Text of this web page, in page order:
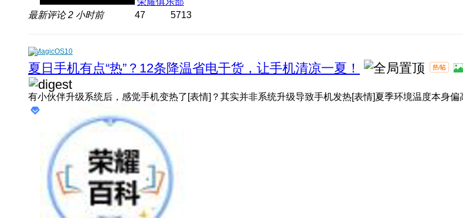
最新评论2 小时前 47 5713
MagicOS10
夏日手机有点“热”？12条降温省电干货，让手机清凉一夏！